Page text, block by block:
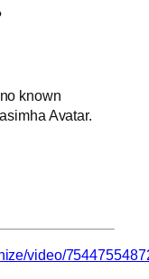
known
Avatar.
video/